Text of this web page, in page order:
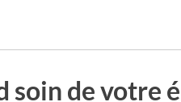
de votre